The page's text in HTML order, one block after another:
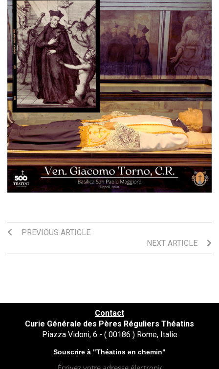
PREVIOUS ARTICLE
NEXT ARTICLE
Contact
Curie Générale des Pères Réguliers Théatins
Piazza Vidoni, 6 - ( 00186 ) Rome, Italie
Souscrire à "Théatins en chemin"